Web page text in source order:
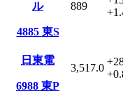
ル
4885 東S
889
日東電
6988 東P
3,517.0